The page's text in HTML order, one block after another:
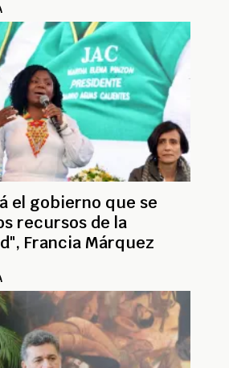
el gobierno que se
recursos de la
Francia Márquez